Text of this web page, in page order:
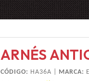
ARNÉS
CÓDIGO: HA36A | MARCA: